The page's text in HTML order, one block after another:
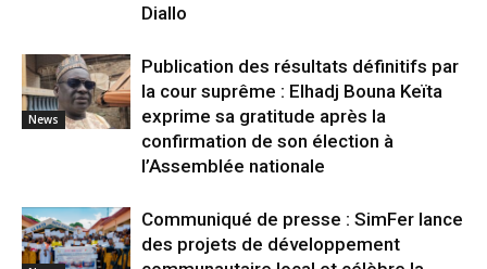
Diallo
News
Publication des résultats définitifs par
la cour suprême : Elhadj Bouna Keïta
exprime sa gratitude après la
confirmation de son élection à
l’Assemblée nationale
Communiqué de presse : SimFer lance
des projets de développement